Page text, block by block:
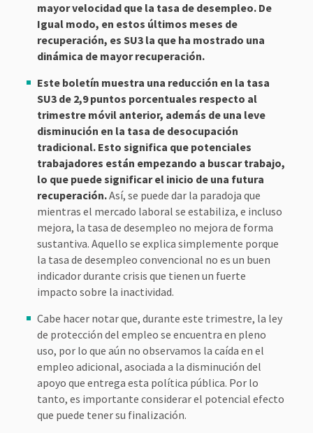
mayor velocidad que la tasa de desempleo. De
Igual modo, en estos últimos meses de
recuperación, es SU3 la que ha mostrado una
dinámica de mayor recuperación.
Este boletín muestra una reducción en la tasa
SU3 de 2,9 puntos porcentuales respecto al
trimestre móvil anterior, además de una leve
disminución en la tasa de desocupación
tradicional. Esto significa que potenciales
trabajadores están empezando a buscar trabajo,
lo que puede significar el inicio de una futura
recuperación.Así, se puede dar la paradoja que
mientras el mercado laboral se estabiliza, e incluso
mejora, la tasa de desempleo no mejora de forma
sustantiva. Aquello se explica simplemente porque
la tasa de desempleo convencional no es un buen
indicador durante crisis que tienen un fuerte
impacto sobre la inactividad.
Cabe hacer notar que, durante este trimestre, la ley
de protección del empleo se encuentra en pleno
uso, por lo que aún no observamos la caída en el
empleo adicional, asociada a la disminución del
apoyo que entrega esta política pública. Por lo
tanto, es importante considerar el potencial efecto
que puede tener su finalización.